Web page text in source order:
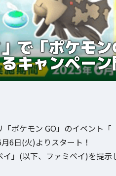
で「ポケモ
キャンペー
ポケモン GO」のイベント
6日(火)よりスタート！
」(以下、ファミペイ)を提